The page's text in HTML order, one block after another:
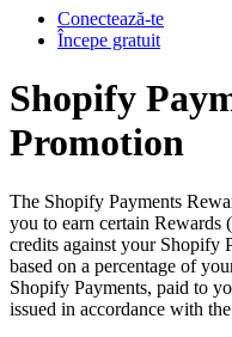
Conectează-te
Începe gratuit
Shopify
Promotion
The Shopify Payments
you to earn certain Rewards
credits against your Shopify
based on a percentage of
Shopify Payments, paid to
issued in accordance with